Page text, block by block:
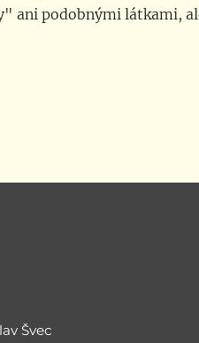
ani podobnými látkami,
Švec